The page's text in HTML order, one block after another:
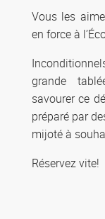
Vous les
en force à
grande
savourer ce
préparé par
mijoté à
Réservez vite!